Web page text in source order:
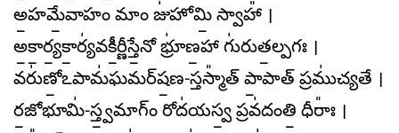
అ॒హమే॒వాహం మాం జు॑హోమి॒ స్వాహా᳚ ।
అ॒కా॒ర్య॒కా॒ర్య॑వకీ॒ర్ణీస్తే॒నో భ్రూ॑ణ॒హా గు॑రుత॒ల్పగః ।
వరు॑ణో॒ఽపామ॑ఘమర్​ష॒ణ-స్తస్మా᳚త్ పా॒పాత్ ప్రము॑చ్యతే ।
ర॒జోభూమి॑-స్త్వ॒మాగ్ం రోద॑యస్వ॒ ప్రవ॑దంతి॒ ధీరాః᳚ ।